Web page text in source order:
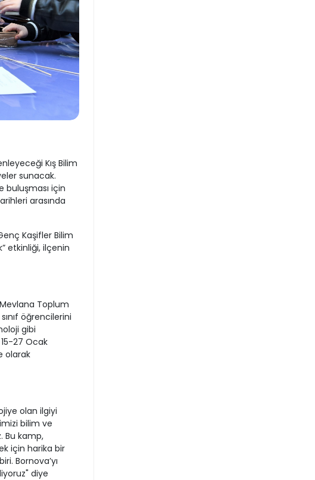
Kış Bilim
sunacak.
buluşması için
arasında
Kaşifler Bilim
etkinliği, ilçenin
Toplum
öğrencilerini
gibi
27 Ocak
olarak
olan ilgiyi
bilim ve
Bu kamp,
için harika bir
Bornova’yı
diye